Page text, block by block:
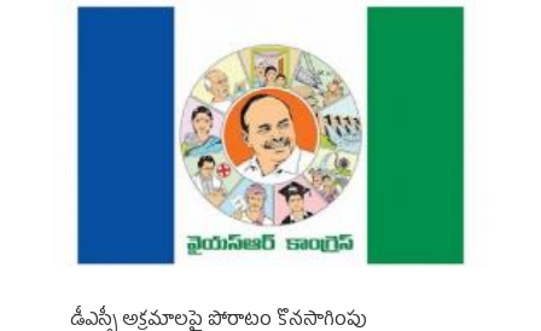
డీఎస్సీ అక్రమాలపై పోరాటం కొనసాగింపు